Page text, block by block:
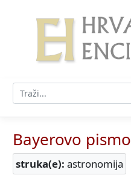
Bayerovo pismo
struka(e): astronomija